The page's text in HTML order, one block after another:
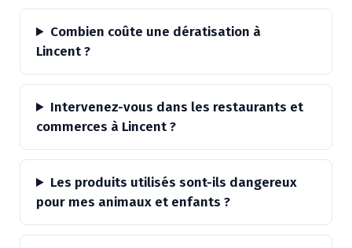
Combien coûte une dératisation à
Lincent ?
Intervenez-vous dans les restaurants et
commerces à Lincent ?
Les produits utilisés sont-ils dangereux
pour mes animaux et enfants ?